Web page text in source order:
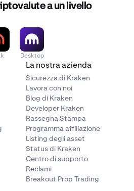
a un livello
Desktop
La nostra azienda
Sicurezza di Kraken
Lavora con noi
Blog di Kraken
Developer Kraken
Rassegna Stampa
Programma affiliazione
Listing degli asset
Status di Kraken
Centro di supporto
Reclami
Breakout Prop Trading